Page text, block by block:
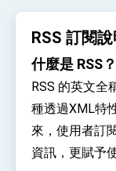
訪問
總統
國家
總統
台美
性突
升
臺美
疊加
RSS 訂閱說
什麼是 RSS？
RSS 的英文全
種透過XML特
來，使用者訂
資訊，更賦予